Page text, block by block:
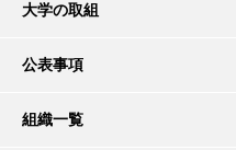
大学の取組
公表事項
組織一覧